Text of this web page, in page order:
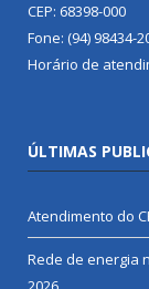
CEP: 68398-000
Fone: (94) 98434-
Horário de
ÚLTIMAS
Atendimento do
Rede de energia